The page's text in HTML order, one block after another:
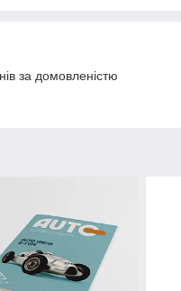
за домовленістю